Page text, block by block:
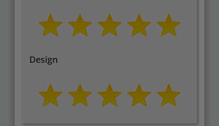
Design